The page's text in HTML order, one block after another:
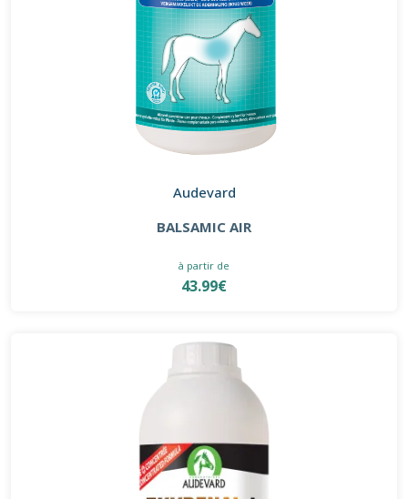
Audevard
BALSAMIC AIR
à partir de
43.99€